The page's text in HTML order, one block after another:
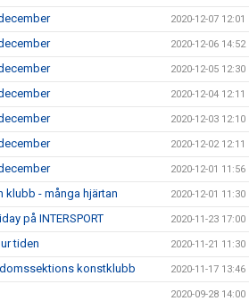
2020-12-07 12:01
2020-12-06 14:52
2020-12-05 12:30
2020-12-04 12:11
2020-12-03 12:10
2020-12-02 12:11
2020-12-01 11:56
klubb - många hjärtan 2020-12-01 11:30
på INTERSPORT 2020-11-23 17:00
tiden 2020-11-21 11:30
konstklubb 2020-11-17 13:46
2020-09-28 14:00